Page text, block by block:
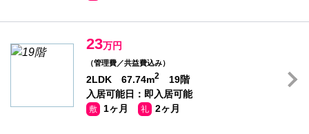
23万円
（管理費／共益費込み）
2LDK 67.74m2
19階
入居可能日：即入居可能
敷 1ヶ月 礼 2ヶ月